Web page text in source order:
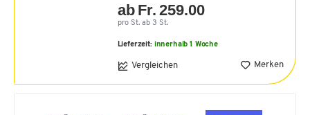
ab Fr. 259.00
pro St. ab 3 St.
Lieferzeit: innerhalb 1 Woche
Vergleichen Merken